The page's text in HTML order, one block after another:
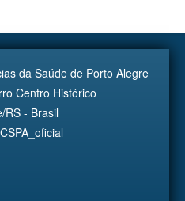
da Saúde de Porto Alegre
Centro Histórico
RS - Brasil